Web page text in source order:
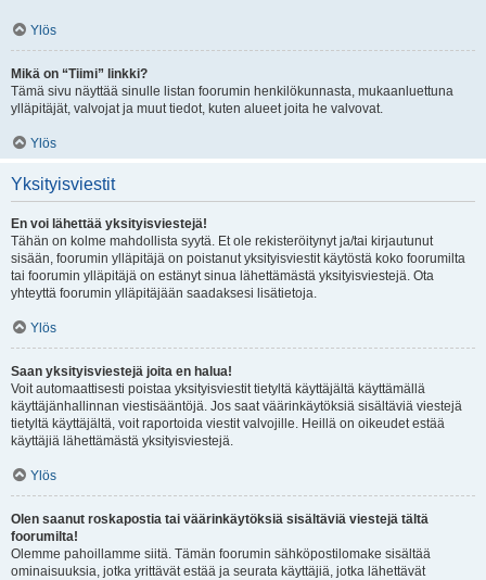
Ylös
Mikä on “Tiimi” linkki?
Tämä sivu näyttää sinulle listan foorumin henkilökunnasta, mukaanluettuna
ylläpitäjät, valvojat ja muut tiedot, kuten alueet joita he valvovat.
Ylös
Yksityisviestit
En voi lähettää yksityisviestejä!
Tähän on kolme mahdollista syytä. Et ole rekisteröitynyt ja/tai kirjautunut
sisään, foorumin ylläpitäjä on poistanut yksityisviestit käytöstä koko foorumilta
tai foorumin ylläpitäjä on estänyt sinua lähettämästä yksityisviestejä. Ota
yhteyttä foorumin ylläpitäjään saadaksesi lisätietoja.
Ylös
Saan yksityisviestejä joita en halua!
Voit automaattisesti poistaa yksityisviestit tietyltä käyttäjältä käyttämällä
käyttäjänhallinnan viestisääntöjä. Jos saat väärinkäytöksiä sisältäviä viestejä
tietyltä käyttäjältä, voit raportoida viestit valvojille. Heillä on oikeudet estää
käyttäjiä lähettämästä yksityisviestejä.
Ylös
Olen saanut roskapostia tai väärinkäytöksiä sisältäviä viestejä tältä
foorumilta!
Olemme pahoillamme siitä. Tämän foorumin sähköpostilomake sisältää
ominaisuuksia, jotka yrittävät estää ja seurata käyttäjiä, jotka lähettävät